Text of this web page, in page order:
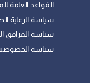
القواعد العامة
سياسة الرعاية
سياسة المرافق
سياسة